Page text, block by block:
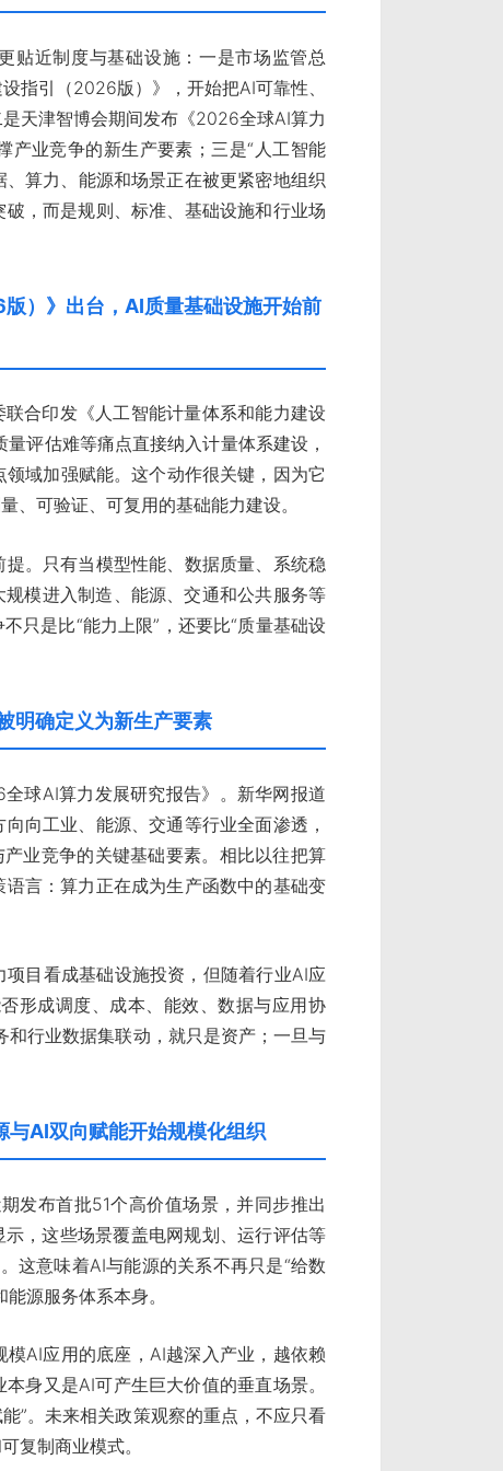
贴近制度与基础设施：一是市场监管总
指引（2026版）》，开始把AI可靠性、
天津智博会期间发布《2026全球AI算力
产业竞争的新生产要素；三是“人工智能
算力、能源和场景正在被更紧密地组织
，而是规则、标准、基础设施和行业场
）》出台，AI质量基础设施开始前
合印发《人工智能计量体系和能力建设
评估难等痛点直接纳入计量体系建设，
域加强赋能。这个动作很关键，因为它
、可验证、可复用的基础能力建设。
。只有当模型性能、数据质量、系统稳
模进入制造、能源、交通和公共服务等
只是比“能力上限”，还要比“质量基础设
明确定义为新生产要素
球AI算力发展研究报告》。新华网报道
向工业、能源、交通等行业全面渗透，
业竞争的关键基础要素。相比以往把算
言：算力正在成为生产函数中的基础变
目看成基础设施投资，但随着行业AI应
形成调度、成本、能效、数据与应用协
和行业数据集联动，就只是资产；一旦与
与AI双向赋能开始规模化组织
发布首批51个高价值场景，并同步推出
，这些场景覆盖电网规划、运行评估等
这意味着AI与能源的关系不再只是“给数
源服务体系本身。
AI应用的底座，AI越深入产业，越依赖
身又是AI可产生巨大价值的垂直场景。
”。未来相关政策观察的重点，不应只看
复制商业模式。